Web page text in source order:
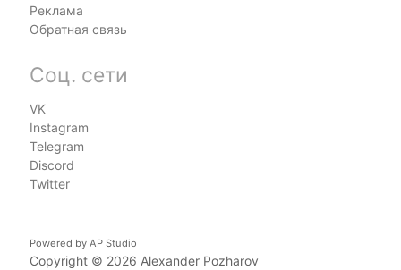
Реклама
Обратная связь
Соц. сети
VK
Instagram
Telegram
Discord
Twitter
Powered by AP Studio
Copyright © 2026 Alexander Pozharov